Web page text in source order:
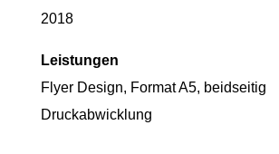
2018
Leistungen
Flyer Design, Format A5, beidseitig
Druckabwicklung